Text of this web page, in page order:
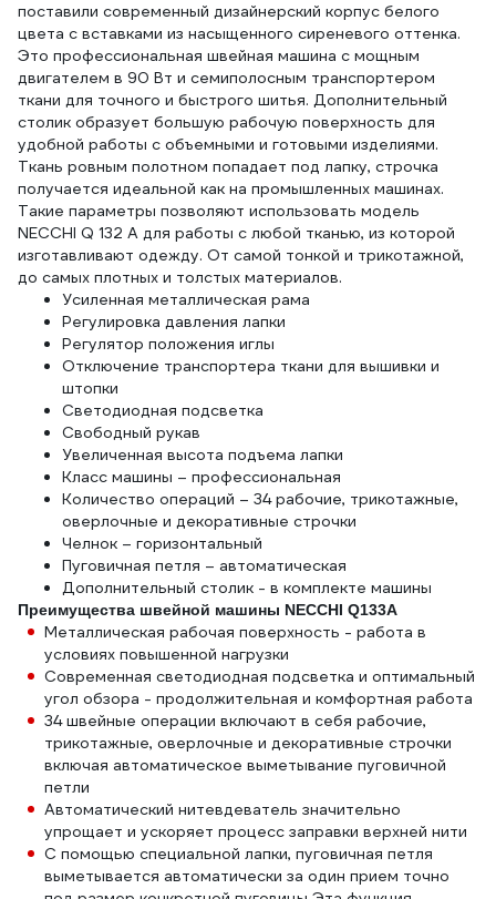
поставили современный дизайнерский корпус белого
цвета с вставками из насыщенного сиреневого оттенка.
Это профессиональная швейная машина с мощным
двигателем в 90 Вт и семиполосным транспортером
ткани для точного и быстрого шитья. Дополнительный
столик образует большую рабочую поверхность для
удобной работы с объемными и готовыми изделиями.
Ткань ровным полотном попадает под лапку, строчка
получается идеальной как на промышленных машинах.
Такие параметры позволяют использовать модель
NECCHI Q 132 A для работы с любой тканью, из которой
изготавливают одежду. От самой тонкой и трикотажной,
до самых плотных и толстых материалов.
Усиленная металлическая рама
Регулировка давления лапки
Регулятор положения иглы
Отключение транспортера ткани для вышивки и
штопки
Светодиодная подсветка
Свободный рукав
Увеличенная высота подъема лапки
Класс машины – профессиональная
Количество операций – 34 рабочие, трикотажные,
оверлочные и декоративные строчки
Челнок – горизонтальный
Пуговичная петля – автоматическая
Дополнительный столик - в комплекте машины
Преимущества швейной машины NECCHI Q133A
Металлическая рабочая поверхность - работа в
условиях повышенной нагрузки
Современная светодиодная подсветка и оптимальный
угол обзора - продолжительная и комфортная работа
34 швейные операции включают в себя рабочие,
трикотажные, оверлочные и декоративные строчки
включая автоматическое выметывание пуговичной
петли
Автоматический нитевдеватель значительно
упрощает и ускоряет процесс заправки верхней нити
С помощью специальной лапки, пуговичная петля
выметывается автоматически за один прием точно